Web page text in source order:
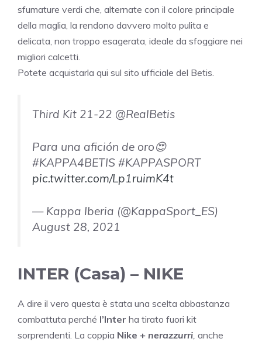
sfumature verdi che, alternate con il colore principale
della maglia, la rendono davvero molto pulita e
delicata, non troppo esagerata, ideale da sfoggiare nei
migliori calcetti.
Potete acquistarla qui sul sito ufficiale del Betis.
Third Kit 21-22 @RealBetis
Para una afición de oro😍
#KAPPA4BETIS #KAPPASPORT
pic.twitter.com/Lp1ruimK4t
— Kappa Iberia (@KappaSport_ES)
August 28, 2021
INTER (Casa) – NIKE
A dire il vero questa è stata una scelta abbastanza
combattuta perché l’Inter ha tirato fuori kit
sorprendenti. La coppia Nike + nerazzurri, anche